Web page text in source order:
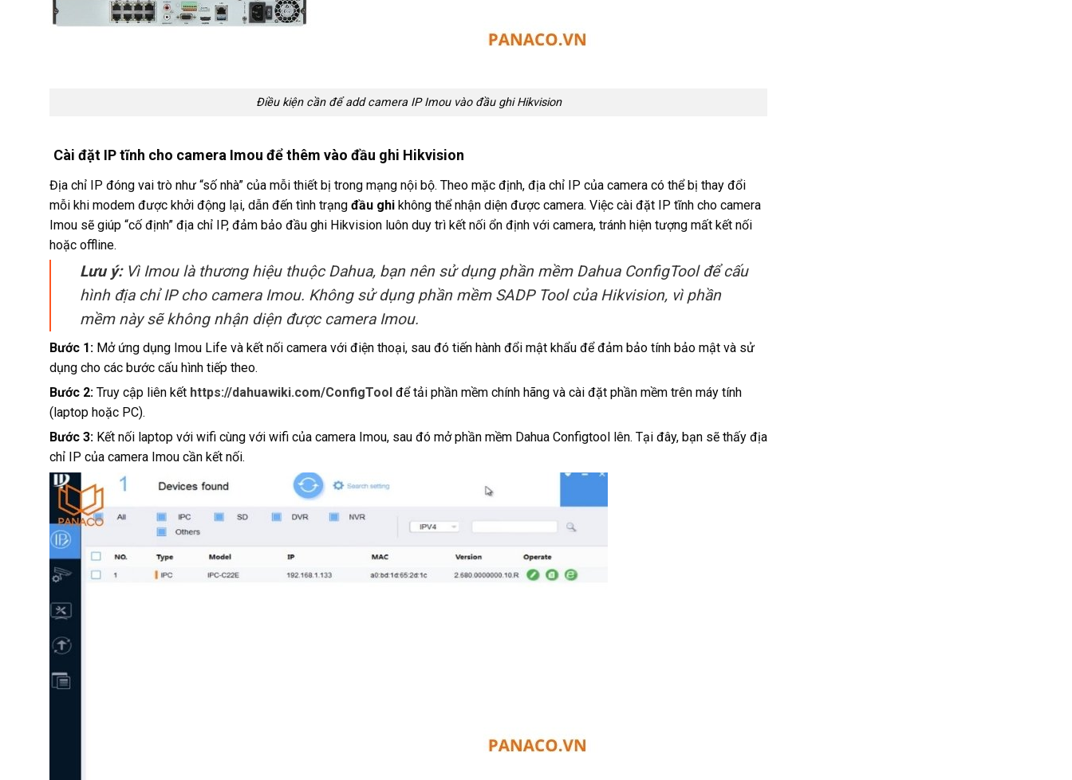
Điều kiện cần để add camera IP Imou vào đầu ghi Hikvision
Cài đặt IP tĩnh cho camera Imou để thêm vào đầu ghi Hikvision
Địa chỉ IP đóng vai trò như “số nhà” của mỗi thiết bị trong mạng nội bộ. Theo mặc định, địa chỉ IP của camera có thể bị thay đổi
mỗi khi modem được khởi động lại, dẫn đến tình trạng đầu ghi không thể nhận diện được camera. Việc cài đặt IP tĩnh cho camera
Imou sẽ giúp “cố định” địa chỉ IP, đảm bảo đầu ghi Hikvision luôn duy trì kết nối ổn định với camera, tránh hiện tượng mất kết nối
hoặc offline.
Lưu ý:Vì Imou là thương hiệu thuộc Dahua, bạn nên sử dụng phần mềm Dahua ConfigTool để cấu
hình địa chỉ IP cho camera Imou. Không sử dụng phần mềm SADP Tool của Hikvision, vì phần
mềm này sẽ không nhận diện được camera Imou.
Bước 1: Mở ứng dụng Imou Life và kết nối camera với điện thoại, sau đó tiến hành đổi mật khẩu để đảm bảo tính bảo mật và sử
dụng cho các bước cấu hình tiếp theo.
Bước 2: Truy cập liên kết https://dahuawiki.com/ConfigTool để tải phần mềm chính hãng và cài đặt phần mềm trên máy tính
(laptop hoặc PC).
Bước 3: Kết nối laptop với wifi cùng với wifi của camera Imou, sau đó mở phần mềm Dahua Configtool lên. Tại đây, bạn sẽ thấy địa
chỉ IP của camera Imou cần kết nối.